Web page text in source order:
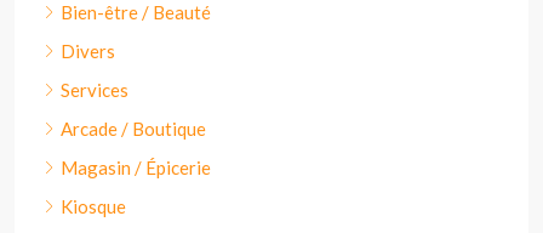
Bien-être / Beauté
Divers
Services
Arcade / Boutique
Magasin / Épicerie
Kiosque